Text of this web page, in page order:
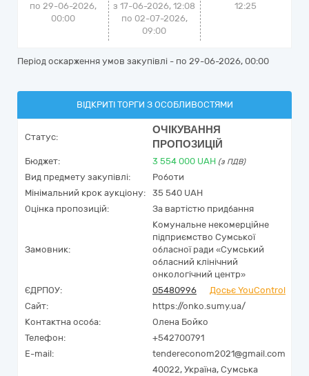
по 29-06-2026,
00:00
з 17-06-2026, 12:08
по 02-07-2026,
09:00
12:25
Період оскарження умов закупівлі - по 29-06-2026, 00:00
ВІДКРИТІ ТОРГИ З ОСОБЛИВОСТЯМИ
Статус:
ОЧІКУВАННЯ
ПРОПОЗИЦІЙ
Бюджет: 3 554 000 UAH (з ПДВ)
Вид предмету закупівлі:
Роботи
Мінімальний крок аукціону:
35 540 UAH
Оцінка пропозицій:
За вартістю придбання
Замовник:
Комунальне некомерційне
підприємство Сумської
обласної ради «Сумський
обласний клінічний
онкологічний центр»
ЄДРПОУ:
05480996
Досьє YouControl
Сайт:
https://onko.sumy.ua/
Контактна особа:
Олена Бойко
Телефон:
+542700791
E-mail:
tendereconom2021@gmail.com
40022, Україна, Сумська